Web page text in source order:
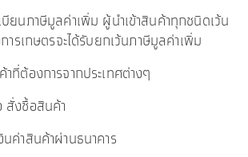
นภาษีมูลค่าเพิ่ม ผู้นำเข้าสินค้าทุกชนิดเว้น
รเกษตรจะได้รับยกเว้นภาษีมูลค่าเพิ่ม
ต้องการจากประเทศต่างๆ
งซื้อสินค้า
าสินค้าผ่านธนาคาร